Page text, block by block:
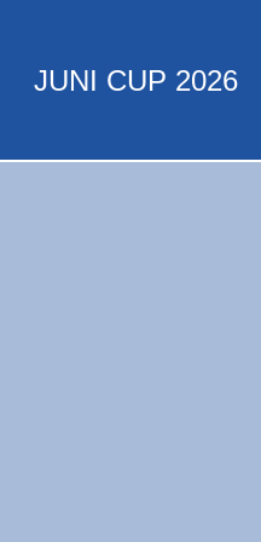
JUNI CUP 2026